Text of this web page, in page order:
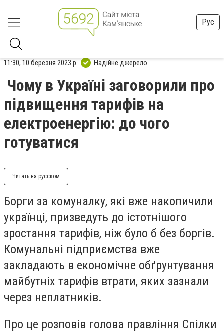
Рус
11:30, 10 березня 2023 р. Надійне джерело
Чому в Україні заговорили про
підвищення тарифів на
електроенергію: до чого
готуватися
Читать на русском
Борги за комуналку, які вже накопичили
українці, призведуть до істотнішого
зростання тарифів, ніж було б без боргів.
Комунальні підприємства вже
закладають в економічне обґрунтування
майбутніх тарифів втрати, яких зазнали
через неплатників.
Про це розповів голова правління Спілки